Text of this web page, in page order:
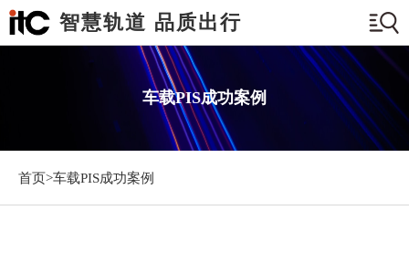
智慧轨道 品质出行
车载PIS成功案例
首页>车载PIS成功案例